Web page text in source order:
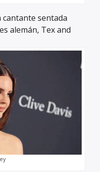
cantante sentada
alemán, Tex and